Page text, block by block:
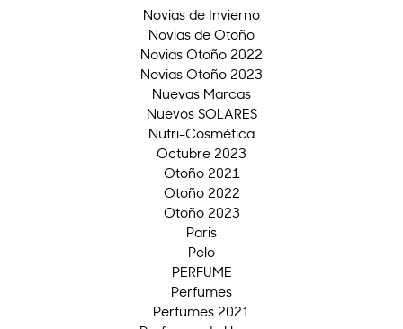
Novias de Invierno
Novias de Otoño
Novias Otoño 2022
Novias Otoño 2023
Nuevas Marcas
Nuevos SOLARES
Nutri-Cosmética
Octubre 2023
Otoño 2021
Otoño 2022
Otoño 2023
Paris
Pelo
PERFUME
Perfumes
Perfumes 2021